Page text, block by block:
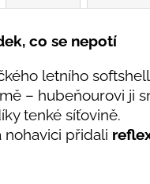
co se nepotí
letního
– hubeňourovi ji
tenké síťovině.
nohavici přidali